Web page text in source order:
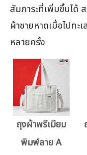
สัมภาระที่เพิ่มขึ้นได้
ผ้าชายหาดเมื่อไปทะ
หลายครั้ง
ถุงผ้าพรีเมียม
พิมพ์ลาย A